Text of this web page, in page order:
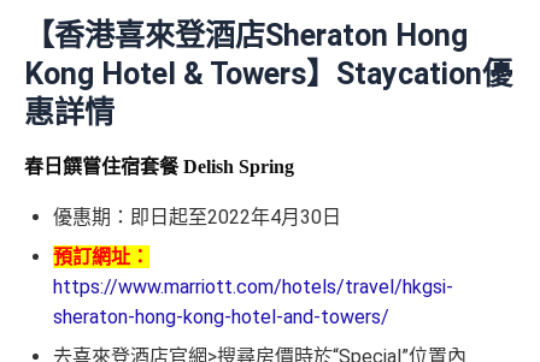
【香港喜來登酒店Sheraton Hong
Kong Hotel & Towers】Staycation優
惠詳情
春日饌嘗住宿套餐Delish Spring
優惠期：即日起至2022年4月30日
預訂網址：
https://www.marriott.com/hotels/travel/hkgsi-
sheraton-hong-kong-hotel-and-towers/
去喜來登酒店官網>搜尋房價時於“Special”位置內